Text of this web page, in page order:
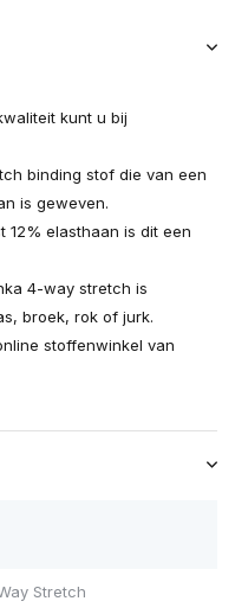
kunt u bij
binding stof die van een
is geweven.
12% elasthaan is dit een
4-way stretch is
broek, rok of jurk.
stoffenwinkel van
Stretch